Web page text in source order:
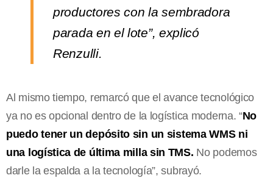
productores con la sembradora
parada en el lote”, explicó
Renzulli.
Al mismo tiempo, remarcó que el avance tecnológico
ya no es opcional dentro de la logística moderna. “No
puedo tener un depósito sin un sistema WMS ni
una logística de última milla sin TMS. No podemos
darle la espalda a la tecnología”, subrayó.